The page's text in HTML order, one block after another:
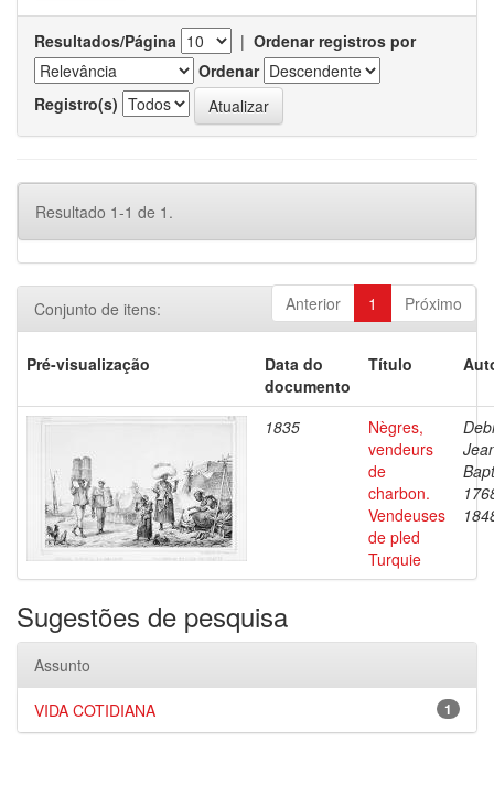
Resultados/Página | Ordenar registros por
Ordenar
Registro(s)
Resultado 1-1 de 1.
Anterior 1 Próximo
Conjunto de itens:
Pré-visualização
Data do
documento
Título
1835
Nègres,
vendeurs
de
charbon.
Vendeuses
de pled
Turquie
Sugestões de pesquisa
Assunto
1
VIDA COTIDIANA